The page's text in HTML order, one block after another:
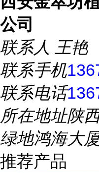
公司
联系人 王艳
联系手机
联系电话
所在地址陕
绿地鸿海大
推荐产品